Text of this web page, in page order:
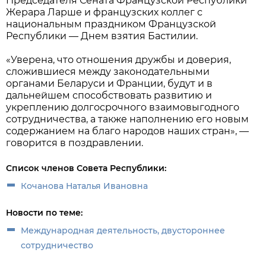
Жерара Ларше и французских коллег с
национальным праздником Французской
Республики — Днем взятия Бастилии.
«Уверена, что отношения дружбы и доверия,
сложившиеся между законодательными
органами Беларуси и Франции, будут и в
дальнейшем способствовать развитию и
укреплению долгосрочного взаимовыгодного
сотрудничества, а также наполнению его новым
содержанием на благо народов наших стран», —
говорится в поздравлении.
Список членов Совета Республики:
Кочанова Наталья Ивановна
Новости по теме:
Международная деятельность, двустороннее
сотрудничество